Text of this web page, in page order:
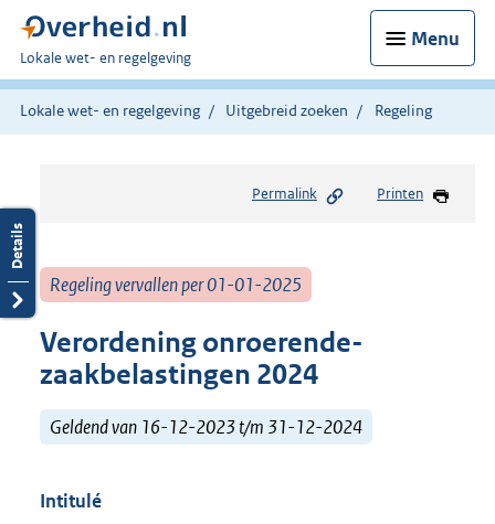
Menu
U
bent
hier:
Lokale wet- en regelgeving
Lokale wet- en regelgeving Uitgebreid zoeken Regeling
Permalink Printen
Regeling vervallen per 01-01-2025
Verordening onroerende-
zaakbelastingen 2024
Geldend van 16-12-2023 t/m 31-12-2024
Intitulé